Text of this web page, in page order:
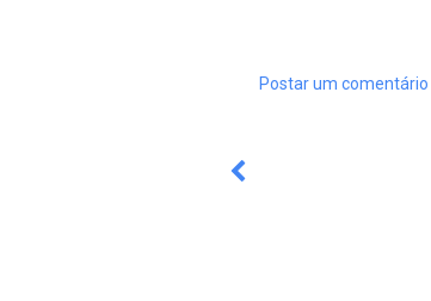
Postar um comentário